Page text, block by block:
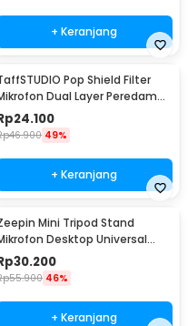
+ Keranjang
Pop Shield Filter
Dual Layer Peredam
BOP - MPF-6
24.100
46.900 49%
+ Keranjang
Mini Tripod Stand
Desktop Universal
Pop Filter - F-9
30.200
55.900 46%
+ Keranjang